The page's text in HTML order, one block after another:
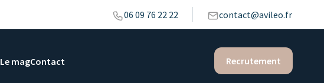
06 09 76 22 22 contact@avileo.fr
Le magContact Recrutement